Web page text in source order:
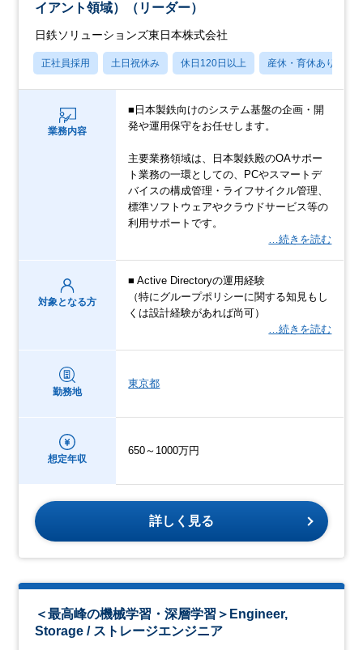
イアント領域）（リーダー）
日鉄ソリューションズ東日本株式会社
正社員採用 土日祝休み 休日120日以上 産休・育休あり
業務内容
■日本製鉄向けのシステム基盤の企画・開
発や運用保守をお任せします。
主要業務領域は、日本製鉄殿のOAサポー
ト業務の一環としての、PCやスマートデ
バイスの構成管理・ライフサイクル管理、
標準ソフトウェアやクラウドサービス等の
利用サポートです。
…続きを読む
対象となる方
■ Active Directoryの運用経験
（特にグループポリシーに関する知見もし
くは設計経験があれば尚可）
…続きを読む
勤務地
東京都
想定年収
650～1000万円
詳しく見る
＜最高峰の機械学習・深層学習＞Engineer,
Storage / ストレージエンジニア